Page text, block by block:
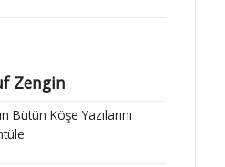
Zengin
Bütün Köşe Yazılarını